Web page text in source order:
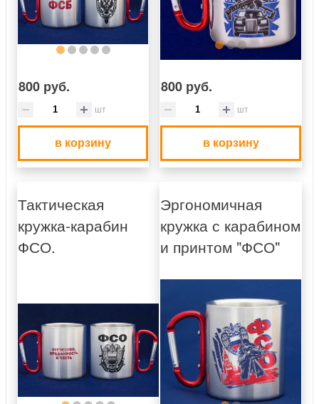
800 руб.
шт
в корзину
800 руб.
шт
в корзину
Тактическая
кружка-карабин
ФСО.
Эргономичная
кружка с карабином
и принтом "ФСО"